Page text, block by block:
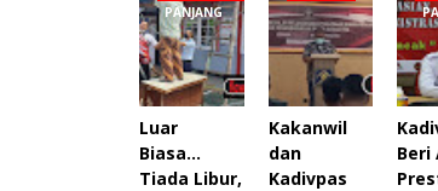
PANJANG
Luar
Biasa...
Tiada Libur,
Kakanwil
dan
Kadivpas
Beri